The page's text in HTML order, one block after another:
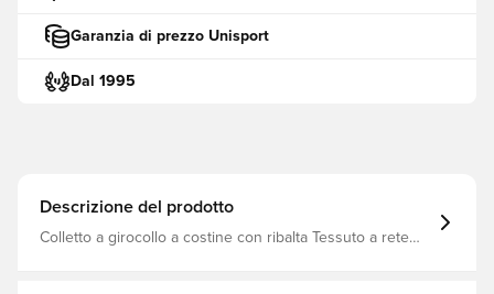
Garanzia di prezzo Unisport
Dal 1995
Descrizione del prodotto
Colletto a girocollo a costine con ribalta Tessuto a rete